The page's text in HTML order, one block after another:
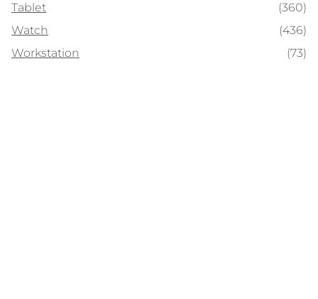
Tablet
(360)
Watch
(436)
Workstation
(73)